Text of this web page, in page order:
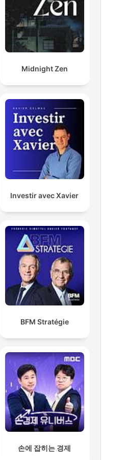
non
questa forse è
amara sul
Midnight Zen
Investir avec Xavier
BFM Stratégie
손에 잡히는 경제